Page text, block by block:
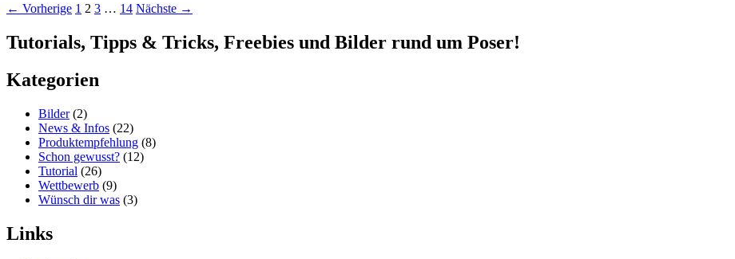
Poser
Beitragsnavigation
← Vorherige 1 2 3 … 14 Nächste →
Tutorials, Tipps & Tricks, Freebies und Bilder rund um Poser!
Kategorien
Bilder(2)
News & Infos (22)
Produktempfehlung (8)
Schon gewusst? (12)
Tutorial (26)
Wettbewerb (9)
Wünsch dir was (3)
Links